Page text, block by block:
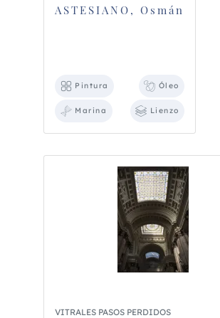
ASTESIANO, Osmán
Pintura Óleo
Marina Lienzo
VITRALES PASOS PERDIDOS